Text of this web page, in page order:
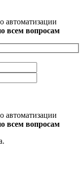
автоматизации
всем вопросам
автоматизации
всем вопросам